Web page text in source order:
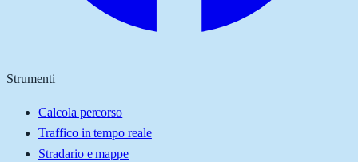
Strumenti
Calcola percorso
Traffico in tempo reale
Stradario e mappe